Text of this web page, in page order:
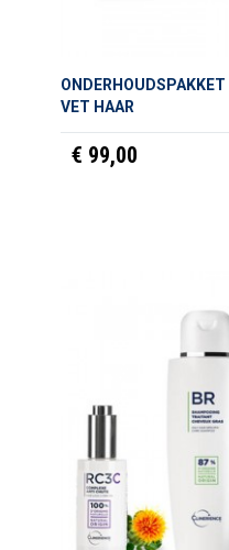
VET HAAR
€ 99,00